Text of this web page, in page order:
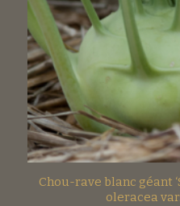
Chou-rave blanc géant
oleracea